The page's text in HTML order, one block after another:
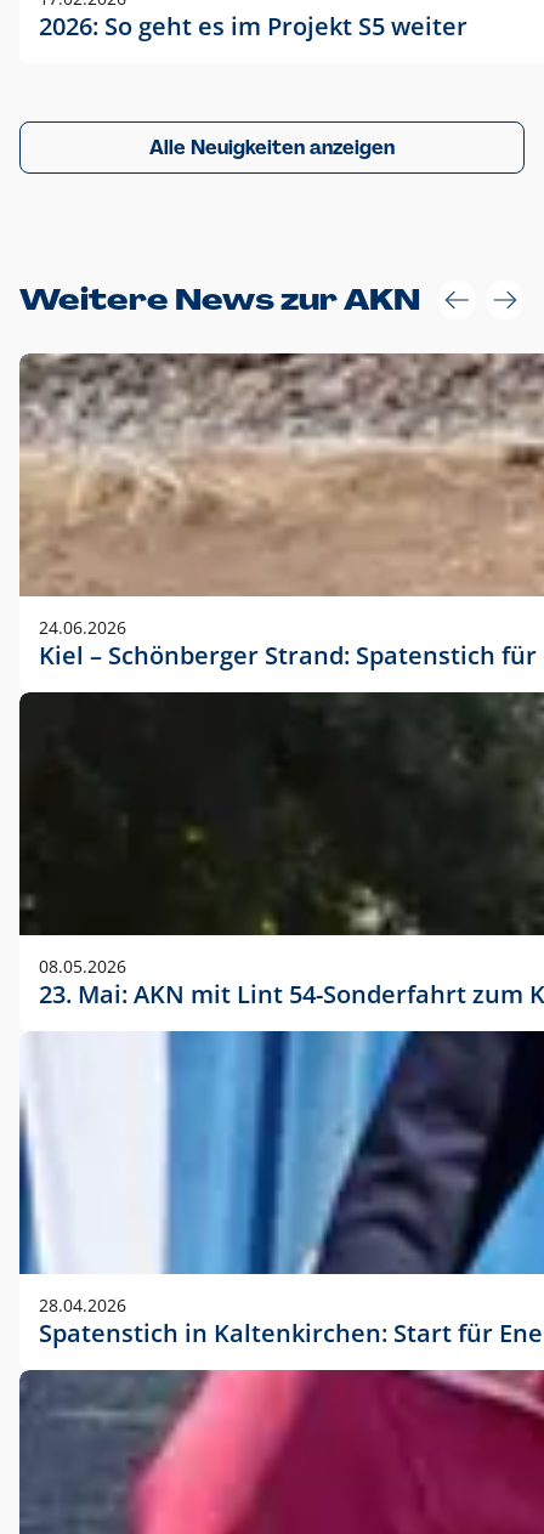
2026: So geht es im Projekt S5 weiter
Alle Neuigkeiten anzeigen
Weitere News zur AKN
24.06.2026
Kiel – Schönberger Strand: Spatenstich
08.05.2026
23. Mai: AKN mit Lint 54-Sonderfahrt
28.04.2026
Spatenstich in Kaltenkirchen: Start für